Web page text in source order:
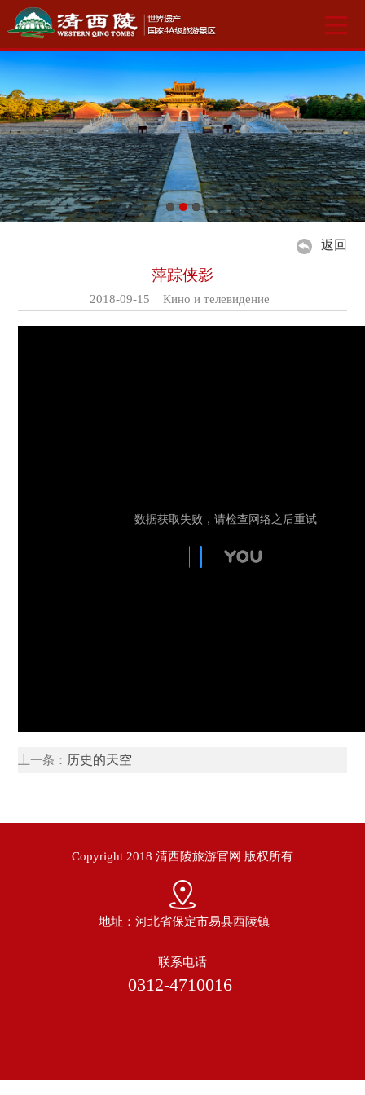
返回
萍踪侠影
2018-09-15 Кино и телевидение
上一条： 历史的天空
Copyright 2018 清西陵旅游官网 版权所有
地址：河北省保定市易县西陵镇
联系电话
0312-4710016